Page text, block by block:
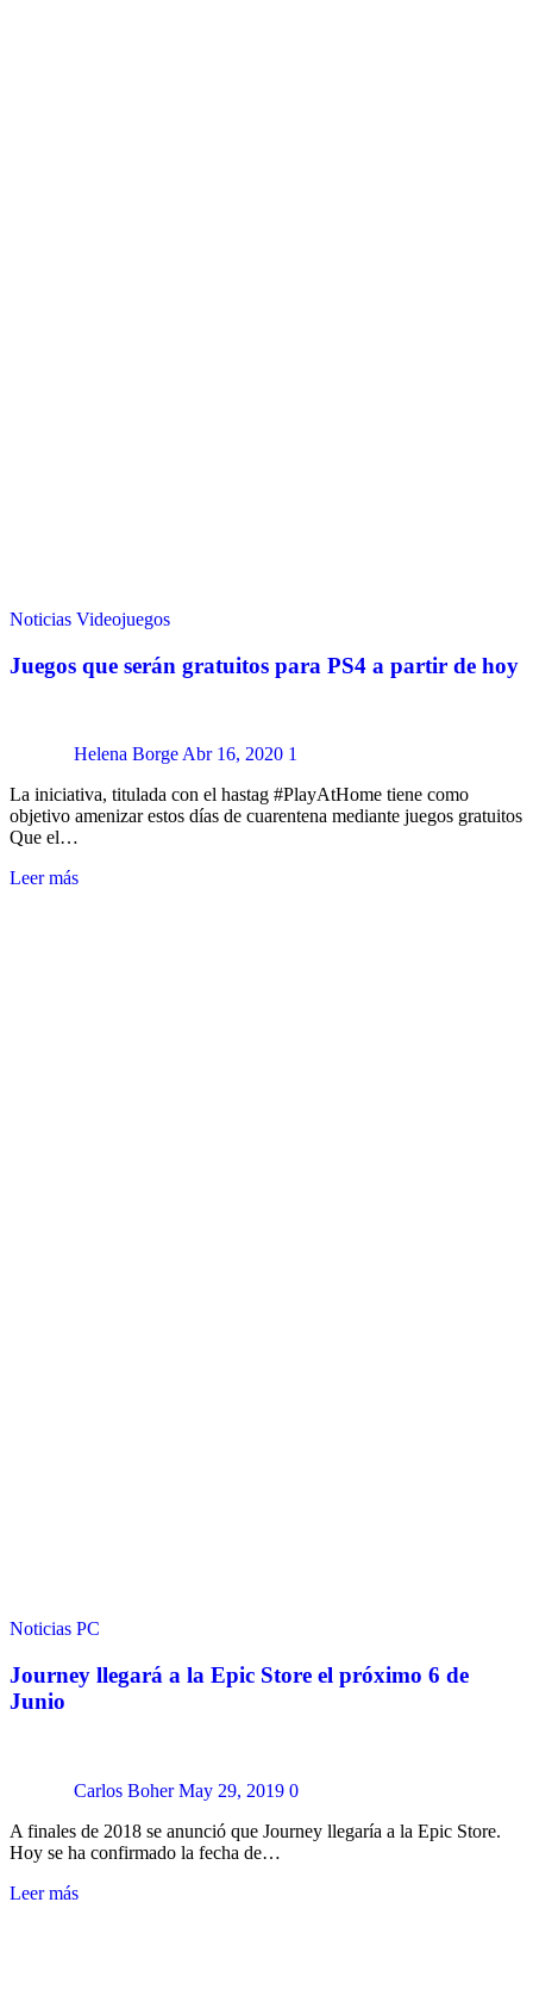
Noticias Videojuegos
Juegos que serán gratuitos para PS4 a partir de hoy
Helena BorgeAbr 16, 2020 1
La iniciativa, titulada con el hastag #PlayAtHome tiene como
objetivo amenizar estos días de cuarentena mediante juegos gratuitos
Que el…
Leer más
Noticias PC
Journey llegará a la Epic Store el próximo 6 de
Junio
Carlos Boher May 29, 2019 0
A finales de 2018 se anunció que Journey llegaría a la Epic Store.
Hoy se ha confirmado la fecha de…
Leer más